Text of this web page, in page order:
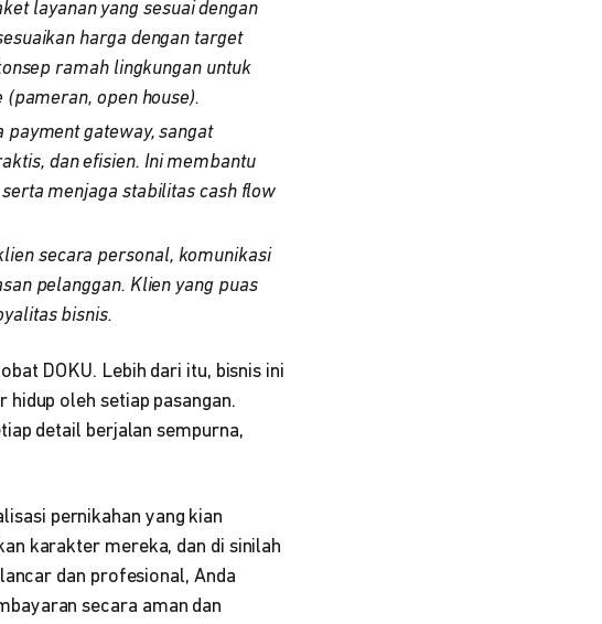
layanan yang sesuai dengan
harga dengan target
ramah lingkungan untuk
open house).
gateway, sangat
dan efisien. Ini membantu
menjaga stabilitas cash flow
secara personal, komunikasi
pelanggan. Klien yang puas
bisnis.
DOKU. Lebih dari itu, bisnis ini
oleh setiap pasangan.
detail berjalan sempurna,
pernikahan yang kian
karakter mereka, dan di sinilah
dan profesional, Anda
secara aman dan